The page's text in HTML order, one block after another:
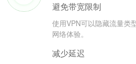
避免带宽限制
使用VPN可以隐藏流量类
网络体验。
减少延迟